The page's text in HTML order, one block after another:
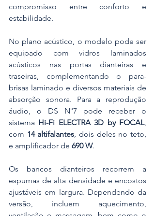
compromisso entre conforto e
estabilidade.
No plano acústico, o modelo pode ser
equipado com vidros laminados
acústicos nas portas dianteiras e
traseiras, complementando o para-
brisas laminado e diversos materiais de
absorção sonora. Para a reprodução
áudio, o DS N°7 pode receber o
sistema Hi-Fi ELECTRA 3D by FOCAL,
com 14 altifalantes , dois deles no teto,
e amplificador de 690 W.
Os bancos dianteiros recorrem a
espumas de alta densidade e encostos
ajustáveis em largura. Dependendo da
versão, incluem aquecimento,